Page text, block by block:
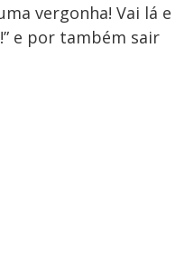
vergonha! Vai lá e
e por também sair